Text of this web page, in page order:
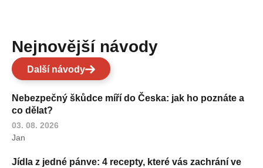
Nejnovější návody
Další návody
Nebezpečný škůdce míří do Česka: jak ho poznáte a
co dělat?
03. 08. 2026
Jan
Jídla z jedné pánve: 4 recepty, které vás zachrání ve